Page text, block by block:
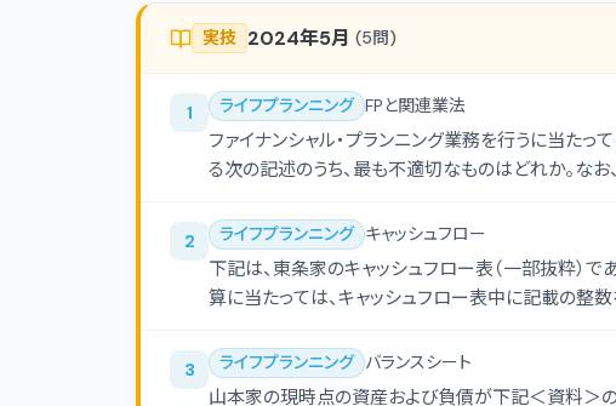
実技 2024年5月 (5問)
1 ライフプランニング FPと関連業法
ファイナンシャル・プランニング業務を行うに当たっ
る次の記述のうち、最も不適切なものはどれか。な
2 ライフプランニング キャッシュフロー
下記は、東条家のキャッシュフロー表（一部抜粋）で
算に当たっては、キャッシュフロー表中に記載の整
3 ライフプランニング バランスシート
山本家の現時点の資産および負債が下記＜資料＞の